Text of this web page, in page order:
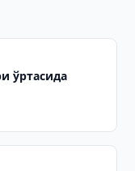
ўртасида